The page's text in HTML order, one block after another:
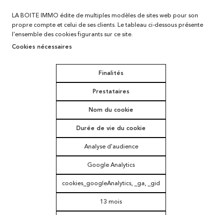
LA BOITE IMMO édite de multiples modèles de sites web pour son
propre compte et celui de ses clients. Le tableau ci-dessous présente
l’ensemble des cookies figurants sur ce site.
Cookies nécessaires
Finalités
Prestataires
Nom du cookie
Durée de vie du cookie
Analyse d'audience
Google Analytics
cookies_googleAnalytics, _ga, _gid
13 mois